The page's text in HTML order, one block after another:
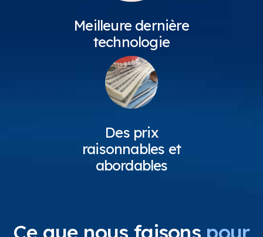
Meilleure dernière
technologie
Des prix
raisonnables et
abordables